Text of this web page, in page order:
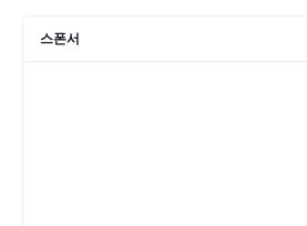
스폰서